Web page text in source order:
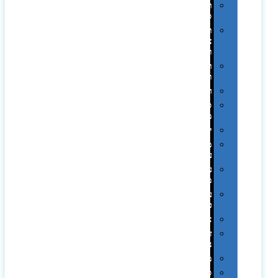
תיקי
ספורט
תיקי
ומכתביות
תערוכות
וכנסים
רמקולים
סוכריות
ממותגות
יודאיקה
מארזי
עטים
עטי
מתכת
עטי
פלסטיק
אוזניות
זכרונות
ניידים
מפצלים
סביבת